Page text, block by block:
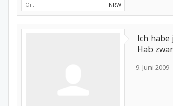
Ort:
NRW
Ich habe
Hab
9. Juni 2009